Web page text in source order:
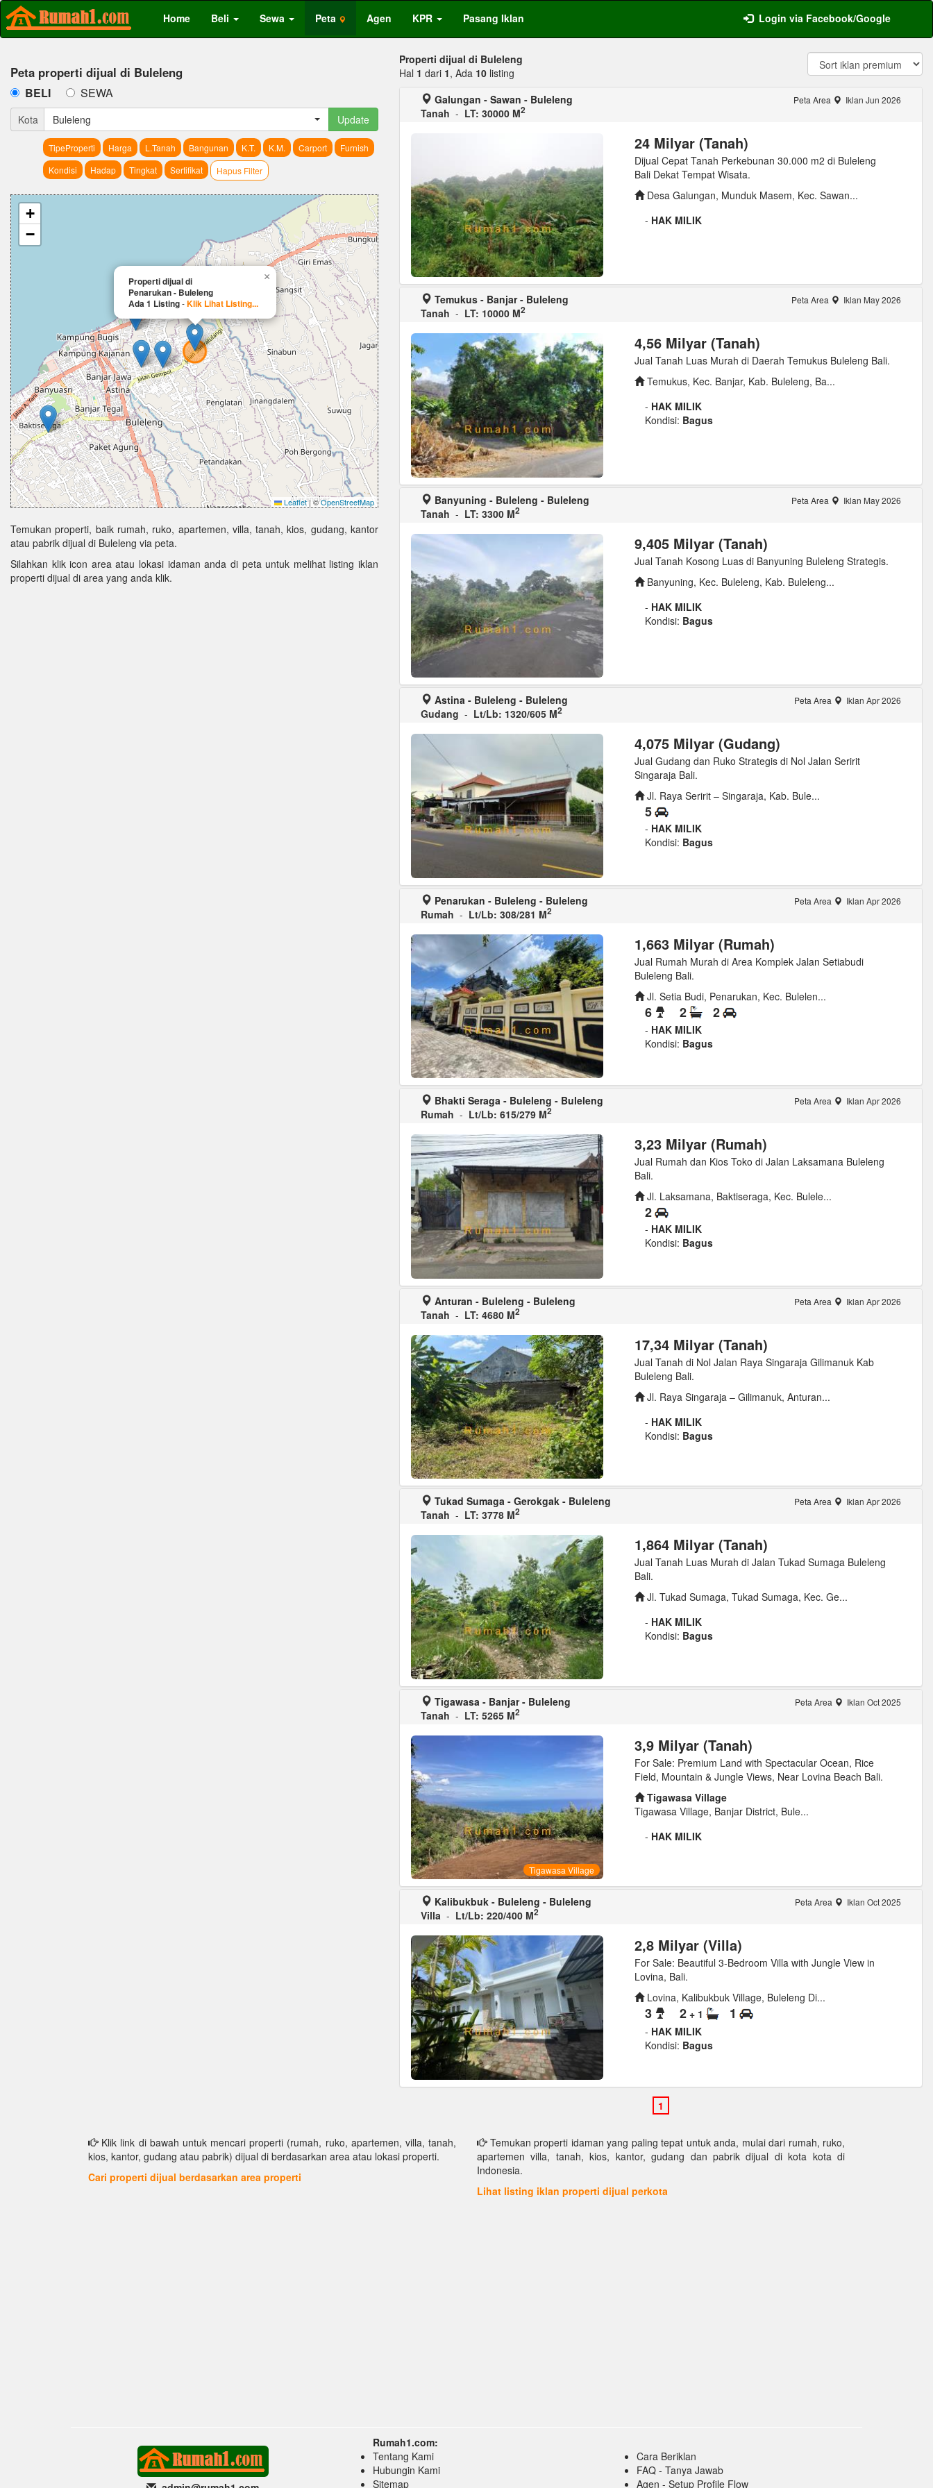
Home Beli Sewa Peta Agen KPR Pasang Iklan Login via Facebook/Google
Peta properti dijual di Buleleng
BELI SEWA
Kota Buleleng Update
TipeProperti Harga L.Tanah Bangunan K.T. K.M. Carport
Furnish
Kondisi
Hadap Tingkat Sertifikat Hapus Filter
Properti dijual di
Penarukan - Buleleng
Ada 1 Listing-Klik Lihat Listing...
×
+
−
Leaflet |©OpenStreetMap
Temukan properti, baik rumah, ruko, apartemen, villa, tanah, kios, gudang, kantor
atau pabrik dijual di Buleleng via peta.
Silahkan klik icon area atau lokasi idaman anda di peta untuk melihat listing iklan
properti dijual di area yang anda klik.
Properti dijual di Buleleng
Hal 1 dari 1, Ada 10 listing
Galungan - Sawan - Buleleng
Tanah - LT: 30000 M2
Peta Area Iklan Jun 2026
24 Milyar (Tanah)
Dijual Cepat Tanah Perkebunan 30.000 m2 di Buleleng
Bali Dekat Tempat Wisata.
Desa Galungan, Munduk Masem, Kec. Sawan...
- HAK MILIK
Temukus - Banjar - Buleleng
Tanah - LT: 10000 M2
Peta Area Iklan May 2026
4,56 Milyar (Tanah)
Jual Tanah Luas Murah di Daerah Temukus Buleleng Bali.
Temukus, Kec. Banjar, Kab. Buleleng, Ba...
- HAK MILIK
Kondisi: Bagus
Banyuning - Buleleng - Buleleng
Tanah - LT: 3300 M2
Peta Area Iklan May 2026
9,405 Milyar (Tanah)
Jual Tanah Kosong Luas di Banyuning Buleleng Strategis.
Banyuning, Kec. Buleleng, Kab. Buleleng...
- HAK MILIK
Kondisi: Bagus
Astina - Buleleng - Buleleng
Gudang - Lt/Lb: 1320/605 M2
Peta Area Iklan Apr 2026
4,075 Milyar (Gudang)
Jual Gudang dan Ruko Strategis di Nol Jalan Seririt
Singaraja Bali.
Jl. Raya Seririt – Singaraja, Kab. Bule...
5
- HAK MILIK
Kondisi: Bagus
Penarukan - Buleleng - Buleleng
Rumah - Lt/Lb: 308/281 M2
Peta Area Iklan Apr 2026
1,663 Milyar (Rumah)
Jual Rumah Murah di Area Komplek Jalan Setiabudi
Buleleng Bali.
Jl. Setia Budi, Penarukan, Kec. Bulelen...
6 2 2
- HAK MILIK
Kondisi: Bagus
Bhakti Seraga - Buleleng - Buleleng
Rumah - Lt/Lb: 615/279 M2
Peta Area Iklan Apr 2026
3,23 Milyar (Rumah)
Jual Rumah dan Kios Toko di Jalan Laksamana Buleleng
Bali.
Jl. Laksamana, Baktiseraga, Kec. Bulele...
2
- HAK MILIK
Kondisi: Bagus
Anturan - Buleleng - Buleleng
Tanah - LT: 4680 M2
Peta Area Iklan Apr 2026
17,34 Milyar (Tanah)
Jual Tanah di Nol Jalan Raya Singaraja Gilimanuk Kab
Buleleng Bali.
Jl. Raya Singaraja – Gilimanuk, Anturan...
- HAK MILIK
Kondisi: Bagus
Tukad Sumaga - Gerokgak - Buleleng
Tanah - LT: 3778 M2
Peta Area Iklan Apr 2026
1,864 Milyar (Tanah)
Jual Tanah Luas Murah di Jalan Tukad Sumaga Buleleng
Bali.
Jl. Tukad Sumaga, Tukad Sumaga, Kec. Ge...
- HAK MILIK
Kondisi: Bagus
Tigawasa - Banjar - Buleleng
Tanah - LT: 5265 M2
Peta Area Iklan Oct 2025
Tigawasa Village
3,9 Milyar (Tanah)
For Sale: Premium Land with Spectacular Ocean, Rice
Field, Mountain & Jungle Views, Near Lovina Beach Bali.
Tigawasa Village
Tigawasa Village, Banjar District, Bule...
- HAK MILIK
Kalibukbuk - Buleleng - Buleleng
Villa - Lt/Lb: 220/400 M2
Peta Area Iklan Oct 2025
2,8 Milyar (Villa)
For Sale: Beautiful 3-Bedroom Villa with Jungle View in
Lovina, Bali.
Lovina, Kalibukbuk Village, Buleleng Di...
3 2 + 1 1
- HAK MILIK
Kondisi: Bagus
Klik link di bawah untuk mencari properti (rumah, ruko, apartemen, villa, tanah,
kios, kantor, gudang atau pabrik) dijual di berdasarkan area atau lokasi properti.
Cari properti dijual berdasarkan area properti
Temukan properti idaman yang paling tepat untuk anda, mulai dari rumah, ruko,
apartemen villa, tanah, kios, kantor, gudang dan pabrik dijual di kota kota di
Indonesia.
Lihat listing iklan properti dijual perkota
Rumah1.com:
Tentang Kami
Hubungin Kami
Sitemap
Cara Beriklan
FAQ - Tanya Jawab
Agen - Setup Profile Flow